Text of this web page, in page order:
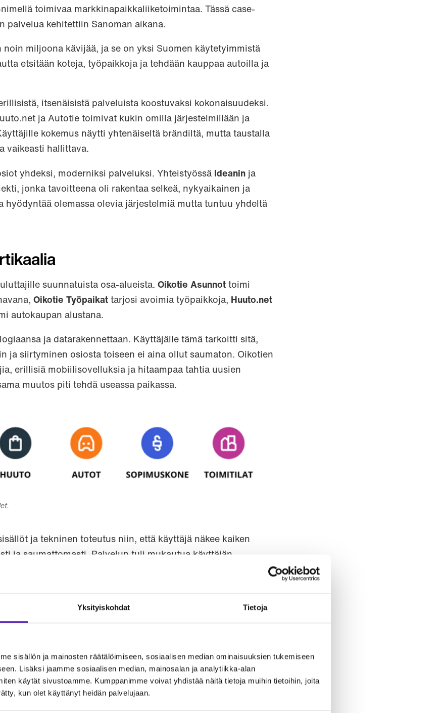
Yksityiskohdat Tietoja
sisällön ja mainosten räätälöimiseen, sosiaalisen median ominaisuuksien tukemiseen
Lisäksi jaamme sosiaalisen median, mainosalan ja analytiikka-alan
käytät sivustoamme. Kumppanimme voivat yhdistää näitä tietoja muihin tietoihin, joita
kun olet käyttänyt heidän palvelujaan.
toimivaa markkinapaikkaliiketoimintaa. Tässä case-
palvelua kehitettiin Sanoman aikana.
miljoona kävijää, ja se on yksi Suomen käytetyimmistä
etsitään koteja, työpaikkoja ja tehdään kauppaa autoilla ja
itsenäisistä palveluista koostuvaksi kokonaisuudeksi.
ja Autotie toimivat kukin omilla järjestelmillään ja
kokemus näytti yhtenäiseltä brändiltä, mutta taustalla
vaikeasti hallittava.
yhdeksi, moderniksi palveluksi. Yhteistyössä Ideanin ja
jonka tavoitteena oli rakentaa selkeä, nykyaikainen ja
hyödyntää olemassa olevia järjestelmiä mutta tuntuu yhdeltä
suunnatuista osa-alueista. Oikotie Asunnot toimi
Oikotie Työpaikat tarjosi avoimia työpaikkoja, Huuto.net
autokaupan alustana.
ja datarakennettaan. Käyttäjälle tämä tarkoitti sitä,
ja siirtyminen osiosta toiseen ei aina ollut saumaton. Oikotien
erillisiä mobiilisovelluksia ja hitaampaa tahtia uusien
muutos piti tehdä useassa paikassa.
ja tekninen toteutus niin, että käyttäjä näkee kaiken
ja saumattomasti. Palvelun tuli mukautua käyttäjän
selailu
vastasi Idean, joka suunnitteli sekä mobiilisovelluksen
yhteistyössä Oikotien kanssa.
ja älykäs selaaminen nousi keskiöön. Sen sijaan että
hakulomakkeesta ja suodattimista, palvelun tuli toimia
Tiimi haki inspiraatiota palveluista, joissa käyttäjät